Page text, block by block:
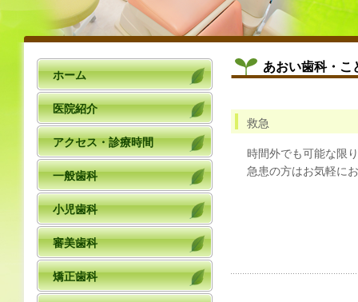
あおい歯科・こ
救急
時間外でも可能な限
急患の方はお気軽に
ホーム
医院紹介
アクセス・診療時間
一般歯科
小児歯科
審美歯科
矯正歯科